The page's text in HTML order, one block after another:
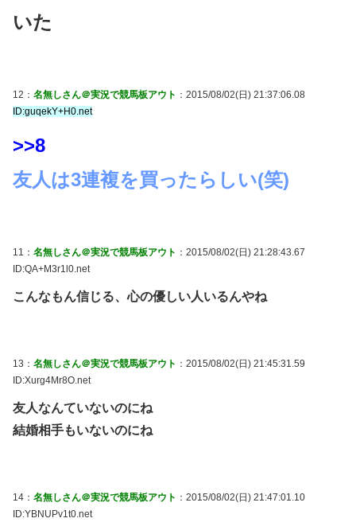
いた
12： 名無しさん＠実況で競馬板アウト ：2015/08/02(日) 21:37:06.08
ID:guqekY+H0.net
>>8
友人は3連複を買ったらしい(笑)
11： 名無しさん＠実況で競馬板アウト ：2015/08/02(日) 21:28:43.67
ID:QA+M3r1l0.net
こんなもん信じる、心の優しい人いるんやね
13： 名無しさん＠実況で競馬板アウト ：2015/08/02(日) 21:45:31.59
ID:Xurg4Mr8O.net
友人なんていないのにね
結婚相手もいないのにね
14： 名無しさん＠実況で競馬板アウト ：2015/08/02(日) 21:47:01.10
ID:YBNUPv1t0.net